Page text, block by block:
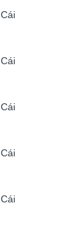
Cái
Cái
Cái
Cái
Cái